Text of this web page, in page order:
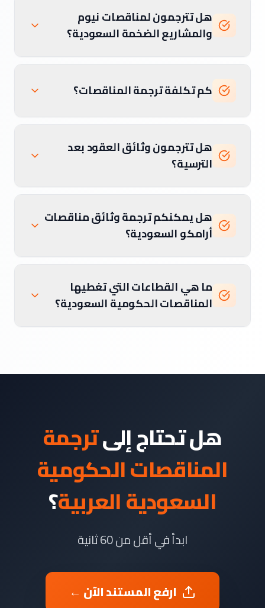
هل تترجمون لمناقصات نيوم
والمشاريع الضخمة السعودية؟
كم تكلفة ترجمة المناقصات؟
هل تترجمون وثائق العقود بعد
الترسية؟
هل يمكنكم ترجمة وثائق مناقصات
أرامكو السعودية؟
ما هي القطاعات التي تغطيها
المناقصات الحكومية السعودية؟
هل تحتاج إلىترجمة
المناقصات الحكومية
السعودية العربية؟
ابدأ في أقل من 60 ثانية
ارفع المستند الآن ←